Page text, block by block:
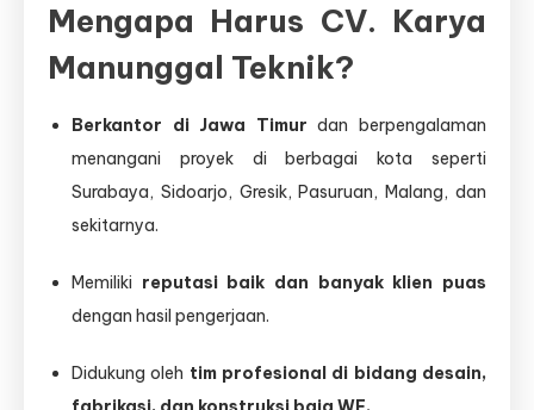
Mengapa Harus CV. Karya
Manunggal Teknik?
Berkantor di Jawa Timur dan berpengalaman
menangani proyek di berbagai kota seperti
Surabaya, Sidoarjo, Gresik, Pasuruan, Malang, dan
sekitarnya.
Memiliki reputasi baik dan banyak klien puas
dengan hasil pengerjaan.
Didukung oleh tim profesional di bidang desain,